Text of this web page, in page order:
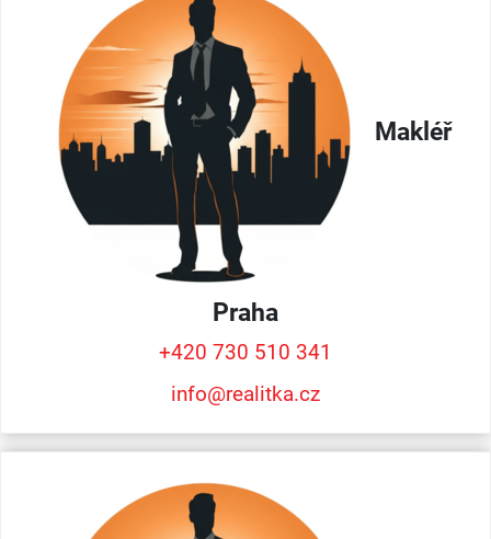
Makléř
Praha
+420 730 510 341
info@realitka.cz